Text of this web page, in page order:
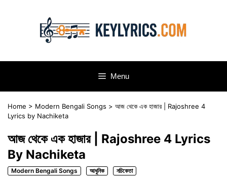
Menu
Home > Modern Bengali Songs > আজ থেকে এক হাজার | Rajoshree 4
Lyrics by Nachiketa
আজ থেকে এক হাজার | Rajoshree 4 Lyrics
By Nachiketa
Modern Bengali Songs আধুনিক নচিকেতা